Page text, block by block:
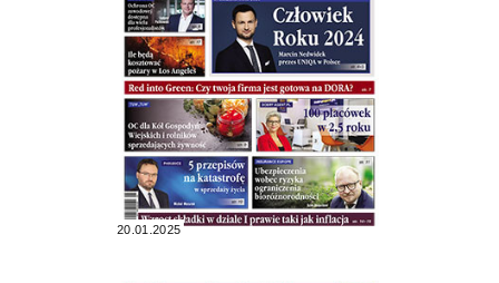
20.01.2025